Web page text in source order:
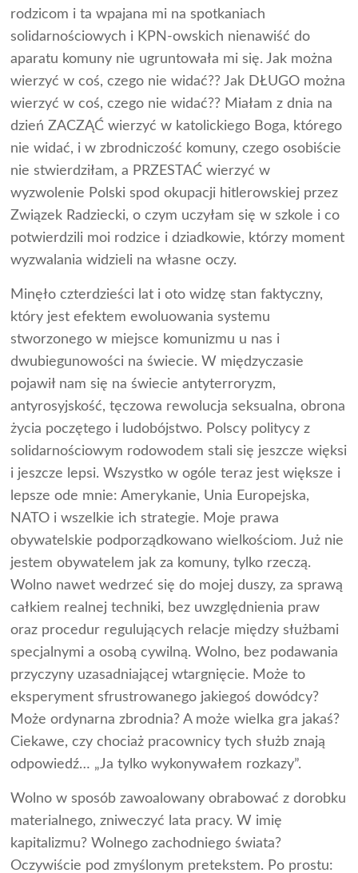
rodzicom i ta wpajana mi na spotkaniach
solidarnościowych i KPN-owskich nienawiść do
aparatu komuny nie ugruntowała mi się. Jak można
wierzyć w coś, czego nie widać?? Jak DŁUGO można
wierzyć w coś, czego nie widać?? Miałam z dnia na
dzień ZACZĄĆ wierzyć w katolickiego Boga, którego
nie widać, i w zbrodniczość komuny, czego osobiście
nie stwierdziłam, a PRZESTAĆ wierzyć w
wyzwolenie Polski spod okupacji hitlerowskiej przez
Związek Radziecki, o czym uczyłam się w szkole i co
potwierdzili moi rodzice i dziadkowie, którzy moment
wyzwalania widzieli na własne oczy.
Minęło czterdzieści lat i oto widzę stan faktyczny,
który jest efektem ewoluowania systemu
stworzonego w miejsce komunizmu u nas i
dwubiegunowości na świecie. W międzyczasie
pojawił nam się na świecie antyterroryzm,
antyrosyjskość, tęczowa rewolucja seksualna, obrona
życia poczętego i ludobójstwo. Polscy politycy z
solidarnościowym rodowodem stali się jeszcze więksi
i jeszcze lepsi. Wszystko w ogóle teraz jest większe i
lepsze ode mnie: Amerykanie, Unia Europejska,
NATO i wszelkie ich strategie. Moje prawa
obywatelskie podporządkowano wielkościom. Już nie
jestem obywatelem jak za komuny, tylko rzeczą.
Wolno nawet wedrzeć się do mojej duszy, za sprawą
całkiem realnej techniki, bez uwzględnienia praw
oraz procedur regulujących relacje między służbami
specjalnymi a osobą cywilną. Wolno, bez podawania
przyczyny uzasadniającej wtargnięcie. Może to
eksperyment sfrustrowanego jakiegoś dowódcy?
Może ordynarna zbrodnia? A może wielka gra jakaś?
Ciekawe, czy chociaż pracownicy tych służb znają
odpowiedź… „Ja tylko wykonywałem rozkazy”.
Wolno w sposób zawoalowany obrabować z dorobku
materialnego, zniweczyć lata pracy. W imię
kapitalizmu? Wolnego zachodniego świata?
Oczywiście pod zmyślonym pretekstem. Po prostu: